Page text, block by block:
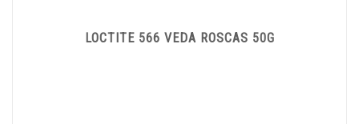
LOCTITE 566 VEDA ROSCAS 50G